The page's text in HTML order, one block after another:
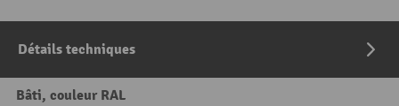
Détails techniques
Bâti, couleur RAL